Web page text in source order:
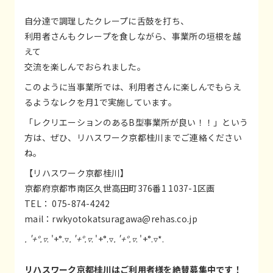
自分達で調理したクレープに舌鼓を打ち、
利用者さんもクレープを食しながら、事業所の垣根を越
えて
交流を楽しんでおられました。
このように当事業所では、利用者さんに楽しんでもらえ
るようなレクを月1で実施しています。
「レクリエーションのあるB型事業所が良い！！」という
方は、ぜひ、リハスワーク京都桂川までご連絡ください
ね。
【リハスワーク京都桂川】
京都府京都市南区久世高田町376番1 1037-1区画
TEL： 075-874-4242
mail： rwkyotokatsuragawa@rehas.co.jp
. '+°.▿. '+°.▿. '+°.▿. '+°.▿. '+°.▿. '+°.▿*.
リハスワーク京都桂川はご利用者様を絶賛募集中です！